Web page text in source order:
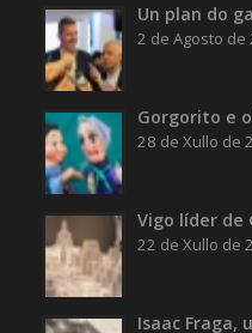
Un plan do
2 de Agosto de
Gorgorito e
28 de Xullo de
Vigo líder de
22 de Xullo de
Isaac Fraga,